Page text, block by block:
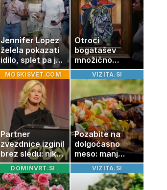
Jennifer Lopez
želela pokazati
idilo, splet pa je
razburila ena
stvar
Otroci
bogatašev
množično
prodajajo
družinske
zbirke: raje
imajo denar kot
umetnine
MOSKISVET.COM
Partner
zvezdnice izginil
brez sledu: nikoli
ga niso našli,
nato je prišla še
ena tragedija
VIZITA.SI
Pozabite na
dolgočasno
meso: manj
maščobe, več
svežine
DOMINVRT.SI VIZITA.SI